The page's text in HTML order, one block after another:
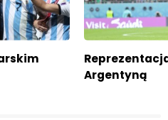
Argentyną